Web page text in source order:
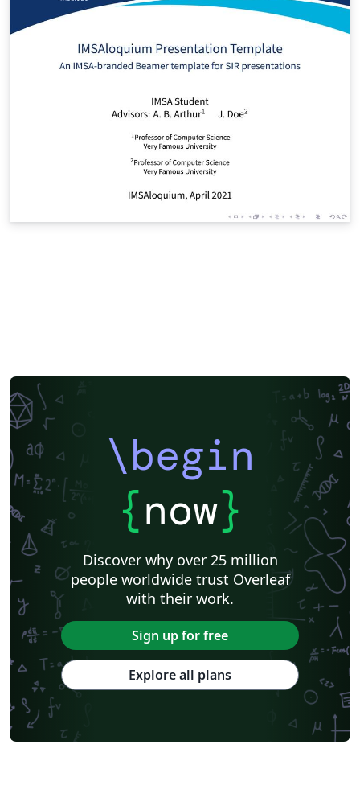
\begin
{now}
Discover why over 25 million
people worldwide trust Overleaf
with their work.
Sign up for free
Explore all plans